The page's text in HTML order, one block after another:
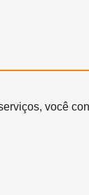
você